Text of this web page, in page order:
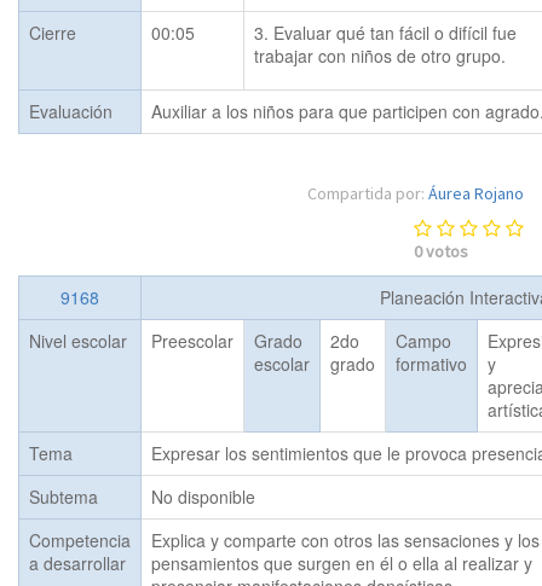
Cierre 00:05
3. Evaluar qué tan fácil o difícil fue
trabajar con niños de otro grupo.
Evaluación Auxiliar a los niños para que participen con
Compartida por: Áurea Rojano
0votos
9168
Planeación
Nivel escolar
Preescolar
Grado
escolar
2do
grado
Campo
formativo
y
Tema
Expresar los sentimientos que le provoca
Subtema
No disponible
Competencia
a desarrollar
Explica y comparte con otros las sensaciones y los
pensamientos que surgen en él o ella al realizar y